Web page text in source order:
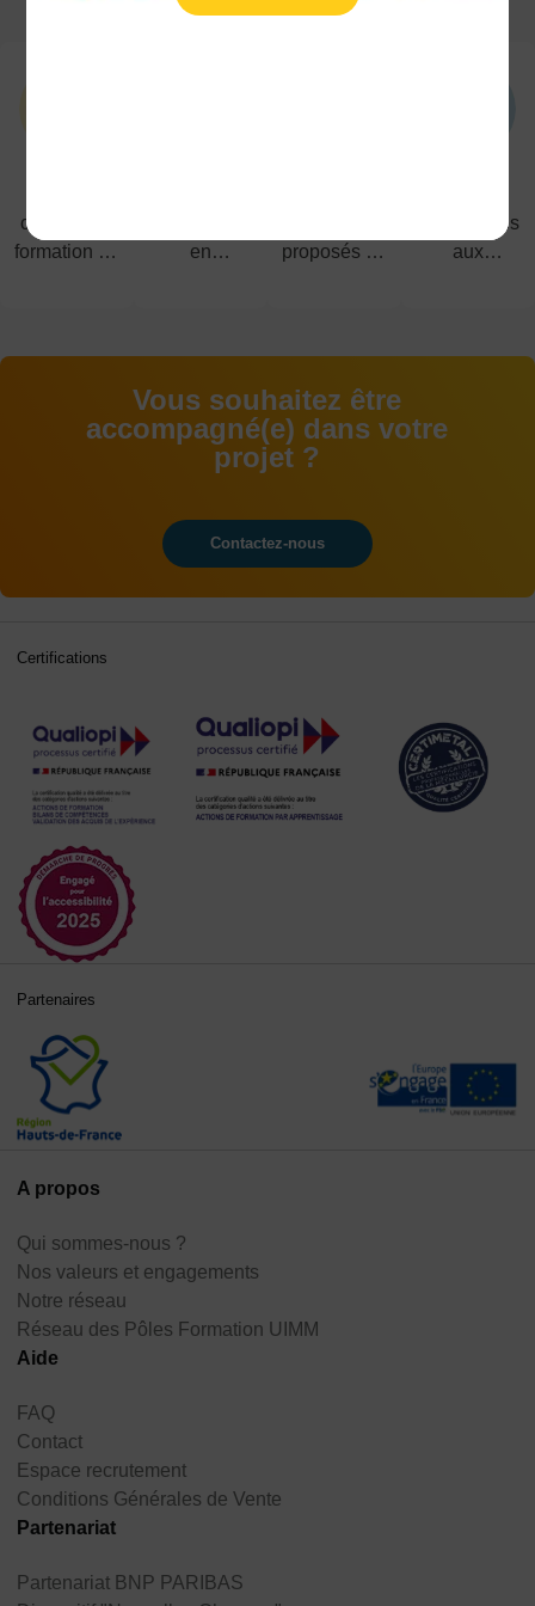
campus de
formation en
en
proposés du
de réussites
aux
Vous souhaitez être
accompagné(e) dans votre
projet ?
Contactez-nous
A propos
Qui sommes-nous ?
Nos valeurs et engagements
Notre réseau
Réseau des Pôles Formation UIMM
Aide
FAQ
Contact
Espace recrutement
Conditions Générales de Vente
Partenariat
Partenariat BNP PARIBAS
Certifications
Partenaires